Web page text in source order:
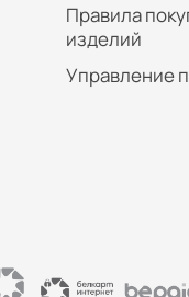
Правила
изделий
Управление